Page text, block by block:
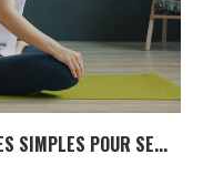
SIMPLES POUR SE...